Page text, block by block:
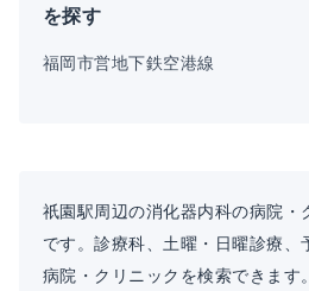
を探す
福岡市営地下鉄空港線
祇園駅周辺の消化器内科の病院・
です。診療科、土曜・日曜診療、
病院・クリニックを検索できます。